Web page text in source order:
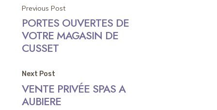
Post
navigation
Previous Post
PORTES OUVERTES DE
VOTRE MAGASIN DE
CUSSET
Next Post
VENTE PRIVÉE SPAS A
AUBIERE